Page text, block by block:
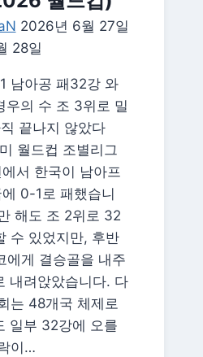
전
|
프
랑
스
역
대
최
다
득
점
자
등
극,
다
음
2026년 6월 27일
28일
남아공 패32강 와
우의 수 조 3위로 밀
끝나지 않았다
월드컵 조별리그
서 한국이 남아프
0-1로 패했습니
해도 조 2위로 32
수 있었지만, 후반
에게 결승골을 내주
내려앉았습니다. 다
는 48개국 체제로
일부 32강에 오를
이…